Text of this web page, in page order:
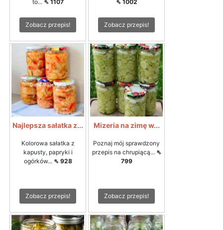
to... ⇖ 1107
Zobacz przepis!
⇖ 1002
Zobacz przepis!
Najlepsza sałatka z...
Kolorowa sałatka z
kapusty, papryki i
ogórków... ⇖ 928
Zobacz przepis!
Mizeria na zimę w...
Poznaj mój sprawdzony
przepis na chrupiącą... ⇖
799
Zobacz przepis!